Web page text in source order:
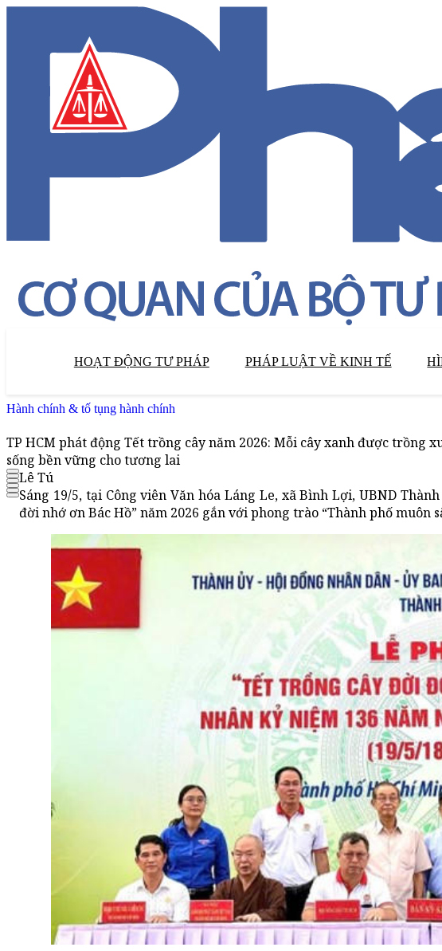
HOẠT ĐỘNG TƯ PHÁP PHÁP LUẬT VỀ KINH TẾ
Hành chính & tố tụng hành chính
TP HCM phát động Tết trồng cây năm 2026: Mỗi cây xanh được
sống bền vững cho tương lai
Lê Tú
Sáng 19/5, tại Công viên Văn hóa Láng Le, xã Bình Lợi, UBND
đời nhớ ơn Bác Hồ” năm 2026 gắn với phong trào “Thành phố muôn